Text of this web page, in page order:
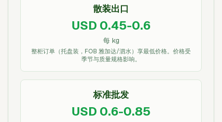
散装出口
USD 0.45-0.6
每 kg
整柜订单（托盘装，FOB 雅加达/泗水）享最低价格。价格受
季节与质量规格影响。
标准批发
USD 0.6-0.85